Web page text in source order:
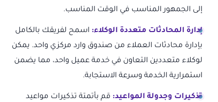
إلى الجمهور المناسب في الوقت المناسب.
إدارة المحادثات متعددة الوكلاء: اسمح لفريقك بالكامل
بإدارة محادثات العملاء من صندوق وارد مركزي واحد. يمكن
لوكلاء متعددين التعاون في خدمة عميل واحد، مما يضمن
استمرارية الخدمة وسرعة الاستجابة.
تذكيرات وجدولة المواعيد: قم بأتمتة تذكيرات مواعيد